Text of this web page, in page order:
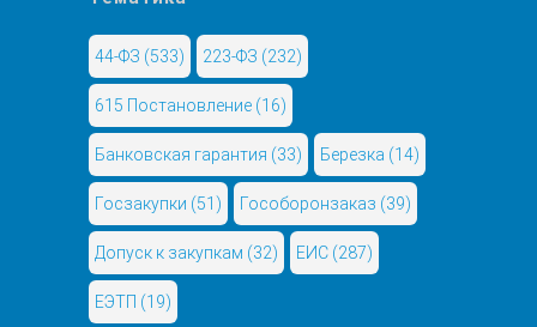
44-ФЗ (533) 223-ФЗ (232)
615 Постановление (16)
Банковская гарантия (33) Березка (14)
Госзакупки (51) Гособоронзаказ (39)
Допуск к закупкам (32) ЕИС (287)
ЕЭТП (19)